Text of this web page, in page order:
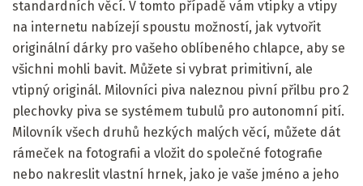
standardních věcí. V tomto případě vám vtipky a vtipy
na internetu nabízejí spoustu možností, jak vytvořit
originální dárky pro vašeho oblíbeného chlapce, aby se
všichni mohli bavit. Můžete si vybrat primitivní, ale
vtipný originál. Milovníci piva naleznou pivní přilbu pro 2
plechovky piva se systémem tubulů pro autonomní pití.
Milovník všech druhů hezkých malých věcí, můžete dát
rámeček na fotografii a vložit do společné fotografie
nebo nakreslit vlastní hrnek, jako je vaše jméno a jeho